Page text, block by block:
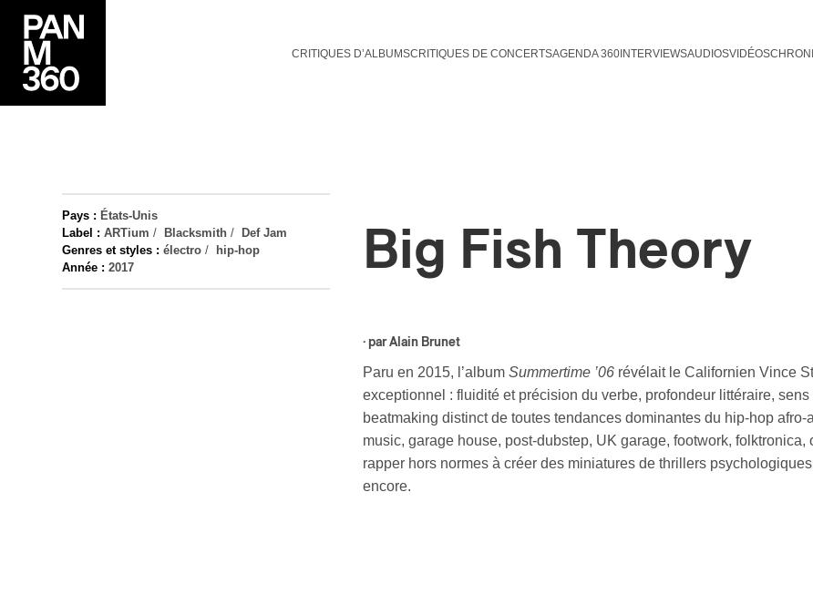
CRITIQUES D’ALBUMSCRITIQUES DE CONCERTSAGENDA 360INTERVIEWSAUDIOSVIDÉOS
Pays : États-Unis
Label : ARTium / Blacksmith /
Def Jam
Genres et styles : électro /
hip-hop
Année : 2017 Big Fish Theory
· parAlain Brunet
Paru en 2015, l’album Summertime ’06 révélait le Californien Vince
exceptionnel : fluidité et précision du verbe, profondeur littéraire,
beatmaking distinct de toutes tendances dominantes du hip-hop
music, garage house, post-dubstep, UK garage, footwork,
rapper hors normes à créer des miniatures de thrillers
encore.